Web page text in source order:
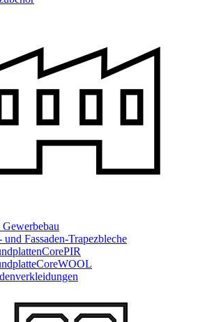
und Fassaden-Trapezbleche
CorePIR
CoreWOOL